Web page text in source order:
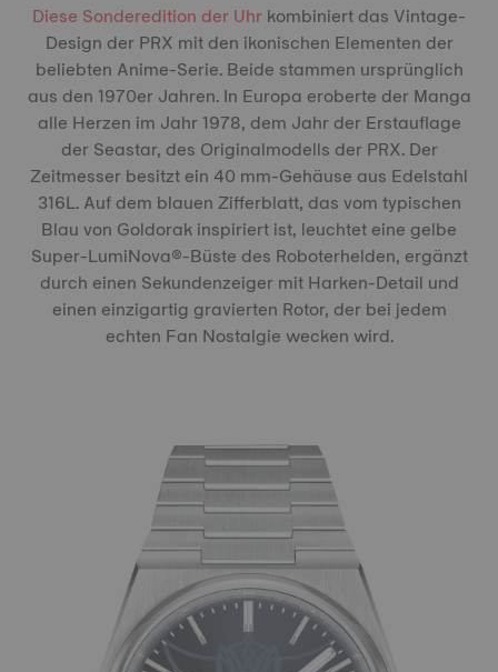
Diese Sonderedition der Uhrkombiniert das Vintage-
Design der PRX mit den ikonischen Elementen der
beliebten Anime-Serie. Beide stammen ursprünglich
aus den 1970er Jahren. In Europa eroberte der Manga
alle Herzen im Jahr 1978, dem Jahr der Erstauflage
der Seastar, des Originalmodells der PRX. Der
Zeitmesser besitzt ein 40 mm-Gehäuse aus Edelstahl
316L. Auf dem blauen Zifferblatt, das vom typischen
Blau von Goldorak inspiriert ist, leuchtet eine gelbe
Super-LumiNova®-Büste des Roboterhelden, ergänzt
durch einen Sekundenzeiger mit Harken-Detail und
einen einzigartig gravierten Rotor, der bei jedem
echten Fan Nostalgie wecken wird.